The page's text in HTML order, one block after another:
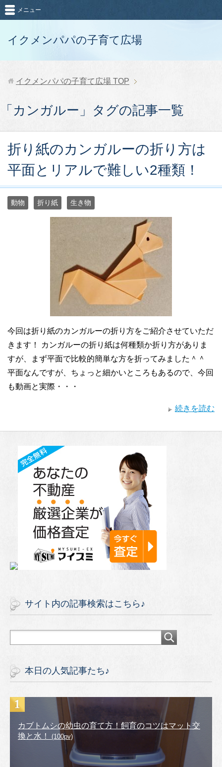
イクメンパパの子育て広場
メニュー
イクメンパパの子育て広場 TOP
「カンガルー」タグの記事一覧
折り紙のカンガルーの折り方は
平面とリアルで難しい2種類！
動物 折り紙 生き物
今回は折り紙のカンガルーの折り方をご紹介させていただ
きます！ カンガルーの折り紙は何種類か折り方がありま
すが、まず平面で比較的簡単な方を折ってみました＾＾
平面なんですが、ちょっと細かいところもあるので、今回
も動画と実際・・・
続きを読む
サイト内の記事検索はこちら♪
本日の人気記事たち♪
カブトムシの幼虫の育て方！飼育のコツはマット交
換と水！
(100pv)